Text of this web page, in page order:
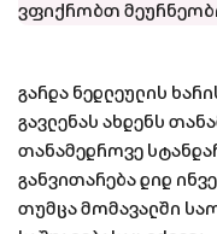
ვფიქრობთ
გარდა ნედლეულის
გავლენას ახდენს
თანამედროვე
განვითარება დიდ
თუმცა მომავალში